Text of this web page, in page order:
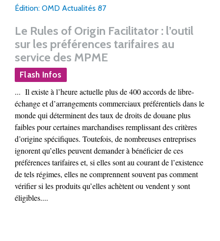
Édition: OMD Actualités 87
Le Rules of Origin Facilitator : l’outil
sur les préférences tarifaires au
service des MPME
Flash Infos
... Il existe à l’heure actuelle plus de 400 accords de libre-
échange et d’arrangements commerciaux préférentiels dans le
monde qui déterminent des taux de droits de douane plus
faibles pour certaines marchandises remplissant des critères
d’origine spécifiques. Toutefois, de nombreuses entreprises
ignorent qu’elles peuvent demander à bénéficier de ces
préférences tarifaires et, si elles sont au courant de l’existence
de tels régimes, elles ne comprennent souvent pas comment
vérifier si les produits qu’elles achètent ou vendent y sont
éligibles....